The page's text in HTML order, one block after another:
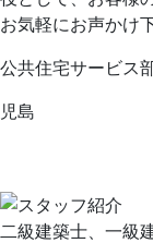
お気軽にお声かけ
公共住宅サービス
児島
二級建築士、一級